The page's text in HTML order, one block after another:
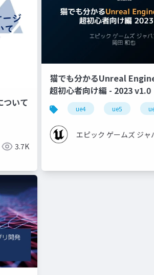
ついて
3.7K
猫でも分かるUnreal
超初心者向け編 - 2023 v1.0
ue4 ue5
エピック ゲームズ ジャ